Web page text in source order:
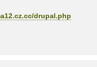
drupal.php